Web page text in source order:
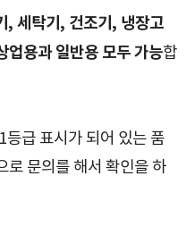
, 세탁기, 건조기, 냉장고
업용과 일반용 모두 가능합
등급 표시가 되어 있는 품
로 문의를 해서 확인을 하